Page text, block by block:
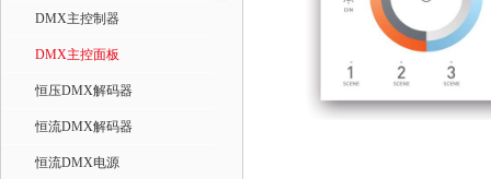
DMX主控制器
DMX主控面板
恒压DMX解码器
恒流DMX解码器
恒流DMX电源